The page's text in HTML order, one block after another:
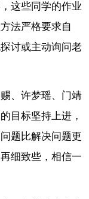
这些同学的作业
法严格要求自
讨或主动询问老
、许梦瑶、门靖
目标坚持上进，
题比解决问题更
细致些，相信一